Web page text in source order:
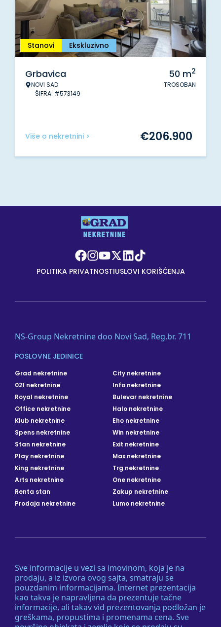
Stanovi Ekskluzivno
Grbavica
NOVI SAD
ŠIFRA: #573149
50 m2
TROSOBAN
Više o nekretnini > €206.900
POLITIKA PRIVATNOSTIUSLOVI KORIŠĆENJA
Sve informacije u vezi sa imovinom, koja je na
prodaju, a iz izvora ovog sajta, smatraju se
pouzdanim informacijama. Internet prezentacija
kao takva je napravljena da prezentuje tačne
informacije, ali takav vid prezentovanja podložan je
greškama, propustima i promenama cena. Sve
NS-Group Nekretnine doo Novi Sad, Reg.br. 711
POSLOVNE JEDINICE
Grad nekretnine
City nekretnine
021 nekretnine
Info nekretnine
Royal nekretnine
Bulevar nekretnine
Office nekretnine
Halo nekretnine
Klub nekretnine
Eho nekretnine
Spens nekretnine
Win nekretnine
Stan nekretnine
Exit nekretnine
Play nekretnine
Max nekretnine
King nekretnine
Trg nekretnine
Arts nekretnine
One nekretnine
Renta stan
Zakup nekretnine
Prodaja nekretnine
Lumo nekretnine